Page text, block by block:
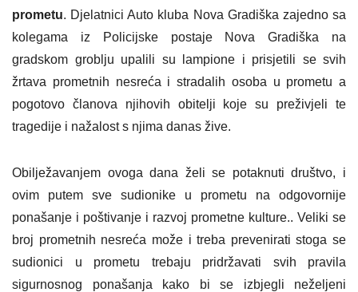
prometu. Djelatnici Auto kluba Nova Gradiška zajedno sa
kolegama iz Policijske postaje Nova Gradiška na
gradskom groblju upalili su lampione i prisjetili se svih
žrtava prometnih nesreća i stradalih osoba u prometu a
pogotovo članova njihovih obitelji koje su preživjeli te
tragedije i nažalost s njima danas žive.
Obilježavanjem ovoga dana želi se potaknuti društvo, i
ovim putem sve sudionike u prometu na odgovornije
ponašanje i poštivanje i razvoj prometne kulture.. Veliki se
broj prometnih nesreća može i treba prevenirati stoga se
sudionici u prometu trebaju pridržavati svih pravila
sigurnosnog ponašanja kako bi se izbjegli neželjeni